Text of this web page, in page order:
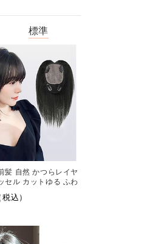
標準
髪 自然 かつらレイヤ
セル カットゆる ふわ
込）